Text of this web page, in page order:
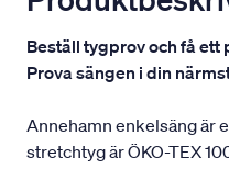
Beställ tygprov och få
Prova sängen i din
Annehamn enkelsäng är
stretchtyg är ÖKO-TEX